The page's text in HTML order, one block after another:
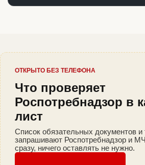
ОТКРЫТО БЕЗ ТЕЛЕФОНА
Что проверяет
Роспотребнадзор в
лист
Список обязательных документов и
запрашивают Роспотребнадзор и
сразу, ничего оставлять не нужно.